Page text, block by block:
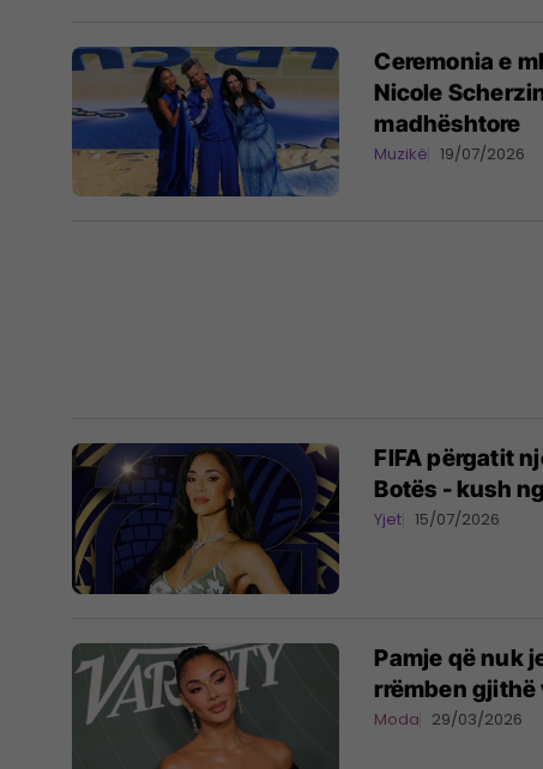
Ceremonia e
Nicole
madhështore
Muzikë 19/07/2026
FIFA përgatit
Botës - kush
Yjet 15/07/2026
Pamje që nuk
rrëmben gjithë
Moda 29/03/2026